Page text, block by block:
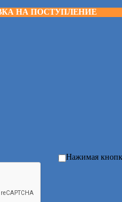
НА ПОСТУПЛЕНИЕ
Нажимая